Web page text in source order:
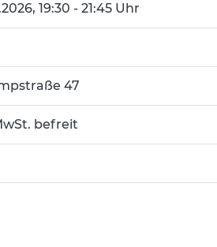
19:30 - 21:45 Uhr
47
befreit